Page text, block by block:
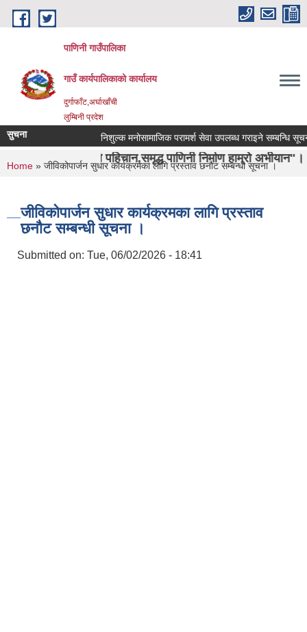
Skip to main content
पाणिनी गाउँपालिका
गाउँ कार्यपालिकाको कार्यालय
दुर्गाफाँट,अर्घाखाँची
लुम्बिनी प्रदेश
ऋषिको पहिचान,समृद्ध पाणिनी निर्माण हाम्रो अभीयान"।
सुचना निशुल्क मनोसामाजिक परामर्श सेवा उपलब्ध गराइने सम्बन्धि सूचना ।
You are here
Home » जीविकोपार्जन सुधार कार्यक्रमका लागि प्रस्ताव छनौट सम्बन्धी सूचना ।
जीविकोपार्जन सुधार कार्यक्रमका लागि प्रस्ताव
छनौट सम्बन्धी सूचना ।
Submitted on: Tue, 06/02/2026 - 18:41